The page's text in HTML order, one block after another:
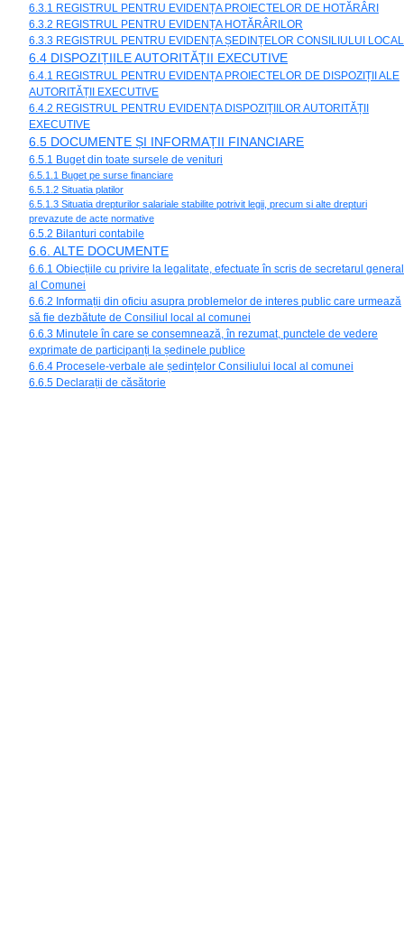
6.3.1 REGISTRUL PENTRU EVIDENȚA PROIECTELOR DE HOTĂRÂRI
6.3.2 REGISTRUL PENTRU EVIDENȚA HOTĂRÂRILOR
6.3.3 REGISTRUL PENTRU EVIDENȚA ȘEDINȚELOR CONSILIULUI LOCAL
6.4 DISPOZIȚIILE AUTORITĂȚII EXECUTIVE
6.4.1 REGISTRUL PENTRU EVIDENȚA PROIECTELOR DE DISPOZIȚII ALE
AUTORITĂȚII EXECUTIVE
6.4.2 REGISTRUL PENTRU EVIDENȚA DISPOZIȚIILOR AUTORITĂȚII
EXECUTIVE
6.5 DOCUMENTE ȘI INFORMAȚII FINANCIARE
6.5.1 Buget din toate sursele de venituri
6.5.1.1 Buget pe surse financiare
6.5.1.2 Situatia platilor
6.5.1.3 Situatia drepturilor salariale stabilite potrivit legii, precum si alte drepturi
prevazute de acte normative
6.5.2 Bilanturi contabile
6.6. ALTE DOCUMENTE
6.6.1 Obiecțiile cu privire la legalitate, efectuate în scris de secretarul general
al Comunei
6.6.2 Informații din oficiu asupra problemelor de interes public care urmează
să fie dezbătute de Consiliul local al comunei
6.6.3 Minutele în care se consemnează, în rezumat, punctele de vedere
exprimate de participanți la ședinele publice
6.6.4 Procesele-verbale ale ședințelor Consiliului local al comunei
6.6.5 Declarații de căsătorie